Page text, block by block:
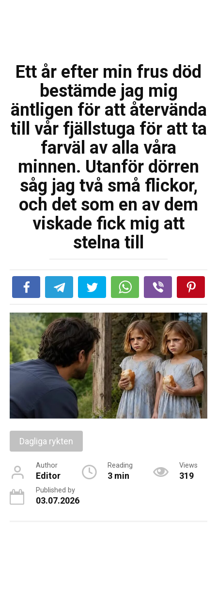
Ett år efter min frus död
bestämde jag mig
äntligen för att återvända
till vår fjällstuga för att ta
farväl av alla våra
minnen. Utanför dörren
såg jag två små flickor,
och det som en av dem
viskade fick mig att
stelna till
Dagliga rykten
Author
Editor
Reading
3 min
Views
319
Published by
03.07.2026